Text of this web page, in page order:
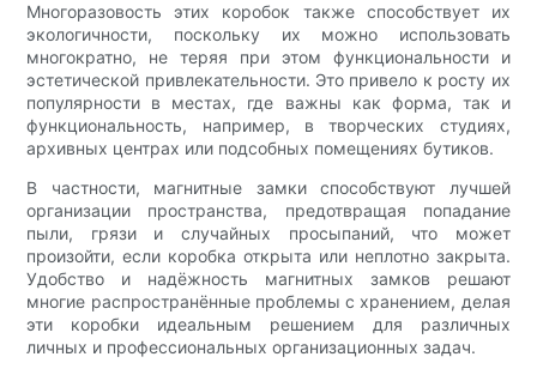
Многоразовость этих коробок также способствует их
экологичности, поскольку их можно использовать
многократно, не теряя при этом функциональности и
эстетической привлекательности. Это привело к росту их
популярности в местах, где важны как форма, так и
функциональность, например, в творческих студиях,
архивных центрах или подсобных помещениях бутиков.
В частности, магнитные замки способствуют лучшей
организации пространства, предотвращая попадание
пыли, грязи и случайных просыпаний, что может
произойти, если коробка открыта или неплотно закрыта.
Удобство и надёжность магнитных замков решают
многие распространённые проблемы с хранением, делая
эти коробки идеальным решением для различных
личных и профессиональных организационных задач.